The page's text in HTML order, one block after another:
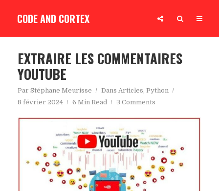
CODE AND CORTEX
EXTRAIRE LES COMMENTAIRES
YOUTUBE
Par Stéphane Meurisse Dans Articles, Python
8 février 2024
6 Min Read 3 Comments